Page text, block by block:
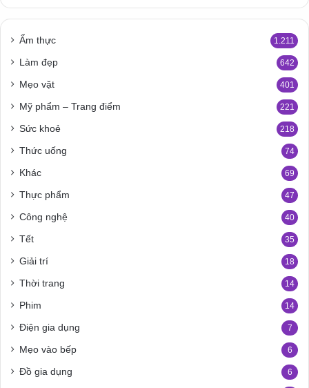
Ẩm thực 1.211
Làm đẹp 642
Mẹo vặt 401
Mỹ phẩm – Trang điểm 221
Sức khoẻ 218
Thức uống 74
Khác 69
Thực phẩm 47
Công nghệ 40
Tết 35
Giải trí 18
Thời trang 14
Phim 14
Điện gia dụng 7
Mẹo vào bếp 6
Đồ gia dụng 6